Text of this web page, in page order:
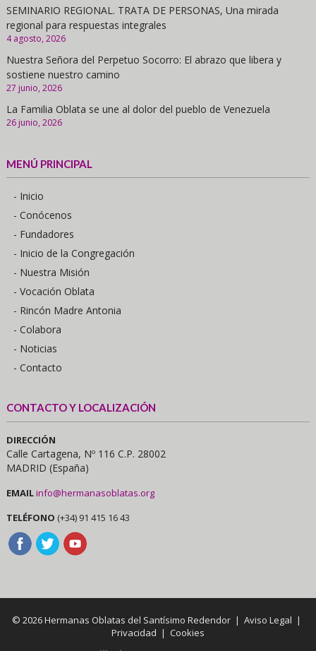
SEMINARIO REGIONAL. TRATA DE PERSONAS, Una mirada
regional para respuestas integrales
4 agosto, 2026
Nuestra Señora del Perpetuo Socorro: El abrazo que libera y
sostiene nuestro camino
27 junio, 2026
La Familia Oblata se une al dolor del pueblo de Venezuela
26 junio, 2026
MENÚ PRINCIPAL
- Inicio
- Conócenos
- Fundadores
- Inicio de la Congregación
- Nuestra Misión
- Vocación Oblata
- Rincón Madre Antonia
- Colabora
- Noticias
- Contacto
CONTACTO Y LOCALIZACIÓN
DIRECCIÓN
Calle Cartagena, Nº 116 C.P. 28002
MADRID (España)
EMAILinfo@hermanasoblatas.org
TELÉFONO (+34) 91 415 16 43
© 2026 Hermanas Oblatas del Santísimo Redendor |Aviso Legal |
Privacidad | Cookies